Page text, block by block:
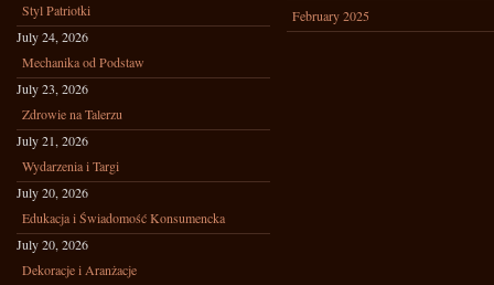
Styl Patriotki
July 24, 2026
Mechanika od Podstaw
July 23, 2026
Zdrowie na Talerzu
July 21, 2026
Wydarzenia i Targi
July 20, 2026
Edukacja i Świadomość Konsumencka
July 20, 2026
Dekoracje i Aranżacje
February 2025